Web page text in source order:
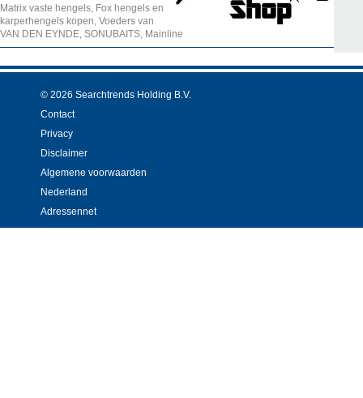
Matrix vaste hengels, Fox hengels en
karperhengels kopen, Voeders van
VAN DEN EYNDE, SONUBAITS, Mainline
© 2026 Searchtrends Holding B.V.
Contact
Privacy
Disclaimer
Algemene voorwaarden
Nederland
Adressennet